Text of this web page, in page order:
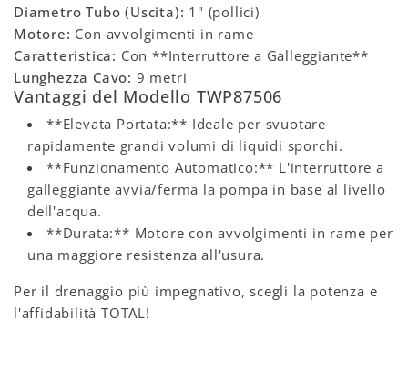
Diametro Tubo (Uscita): 1" (pollici)
Motore: Con avvolgimenti in rame
Caratteristica: Con **Interruttore a Galleggiante**
Lunghezza Cavo: 9 metri
Vantaggi del Modello TWP87506
**Elevata Portata:** Ideale per svuotare
rapidamente grandi volumi di liquidi sporchi.
**Funzionamento Automatico:** L'interruttore a
galleggiante avvia/ferma la pompa in base al livello
dell'acqua.
**Durata:** Motore con avvolgimenti in rame per
una maggiore resistenza all'usura.
Per il drenaggio più impegnativo, scegli la potenza e
l'affidabilità TOTAL!